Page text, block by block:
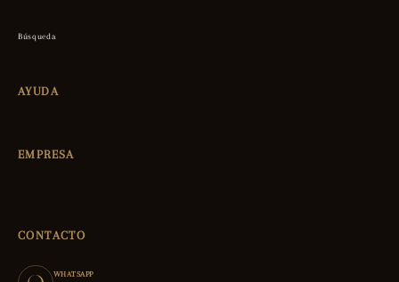
Búsqueda
AYUDA
EMPRESA
CONTACTO
WHATSAPP